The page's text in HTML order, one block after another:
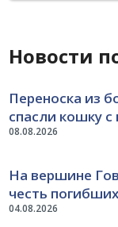
Новости
08.08.2026
Переноска из
спасли кошку
04.08.2026
На вершине
честь